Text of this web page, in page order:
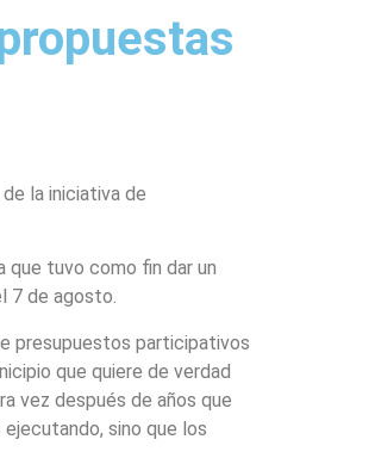
la iniciativa de
que tuvo como fin dar un
7 de agosto.
presupuestos participativos
que quiere de verdad
vez después de años que
sino que los